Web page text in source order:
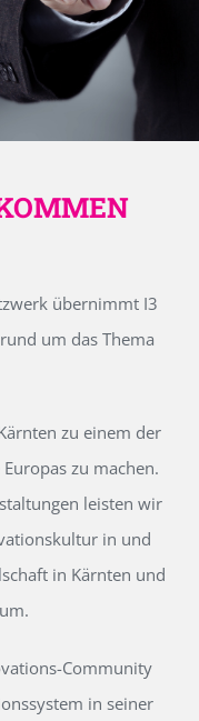
übernimmt I3
um das Thema
zu einem der
zu machen.
leisten wir
in und
in Kärnten und
Community
in seiner